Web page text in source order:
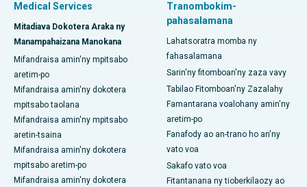
Medical Services
Mitadiava Dokotera Araka ny
Manampahaizana Manokana
Mifandraisa amin'ny mpitsabo
aretim-po
Mifandraisa amin'ny dokotera
mpitsabo taolana
Mifandraisa amin'ny mpitsabo
aretin-tsaina
Mifandraisa amin'ny dokotera
mpitsabo aretim-po
Mifandraisa amin'ny dokotera
Tranombokim-
pahasalamana
Lahatsoratra momba ny
fahasalamana
Sarin'ny fitomboan'ny zaza vavy
Tabilao Fitomboan'ny Zazalahy
Famantarana voalohany amin'ny
aretim-po
Fanafody ao an-trano ho an'ny
vato voa
Sakafo vato voa
Fitantanana ny tioberkilaozy ao